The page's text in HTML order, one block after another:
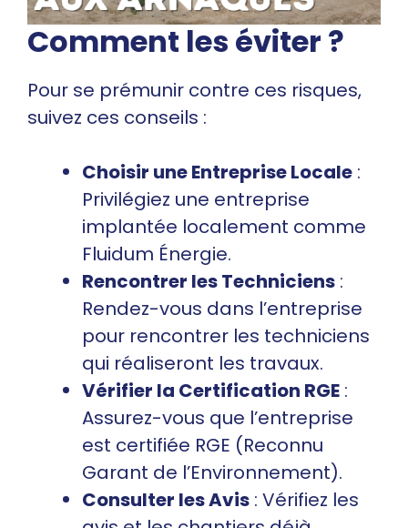
Comment les éviter ?
Pour se prémunir contre ces risques,
suivez ces conseils :
Choisir une Entreprise Locale :
Privilégiez une entreprise
implantée localement comme
Fluidum Énergie.
Rencontrer les Techniciens :
Rendez-vous dans l’entreprise
pour rencontrer les techniciens
qui réaliseront les travaux.
Vérifier la Certification RGE :
Assurez-vous que l’entreprise
est certifiée RGE (Reconnu
Garant de l’Environnement).
Consulter les Avis : Vérifiez les